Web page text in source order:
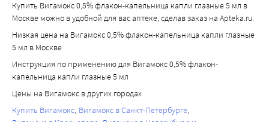
Clostridiumperfringens; Fusobacterium spp.; Prevotella
spp.; Propionibacterium acnes.
Другие организмы:
Chlamydia pneumoniae; Legionella pneumophila;
Mycobacterium avium; Mycobacterium marinum;
Купить Вигамокс 0,5% флакон-капельница капли глазные 5 мл в
Москве можно в удобной для вас аптеке, сделав заказ на Apteka.ru.
Низкая цена на Вигамокс 0,5% флакон-капельница капли глазные
5 мл в Москве
Инструкция по применению для Вигамокс 0,5% флакон-
капельница капли глазные 5 мл
Цены на Вигамокс в других городах
Купить Вигамокс Вигамокс в Санкт-Петербурге